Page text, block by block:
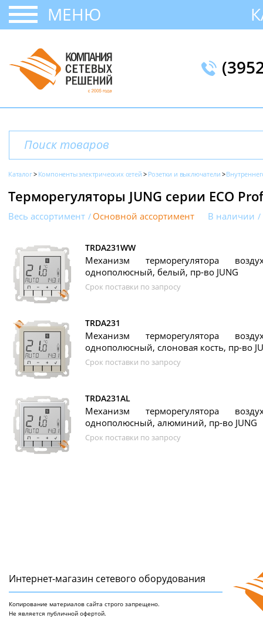
МЕНЮ
Каталог Компоненты электрических сетей Розетки и выключатели
Терморегуляторы JUNG серии ECO
Весь ассортимент Основной ассортимент В наличии
TRDA231WW
Механизм терморегулятора
однополюсный, белый, пр-во JUNG
Срок поставки по запросу
TRDA231
Механизм терморегулятора
однополюсный, слоновая кость, пр-во
Срок поставки по запросу
TRDA231AL
Механизм терморегулятора
однополюсный, алюминий, пр-во JUNG
Срок поставки по запросу
Интернет-магазин сетeвого оборудования
Копирование материалов сайта строго запрещено.
Не является публичной офертой.